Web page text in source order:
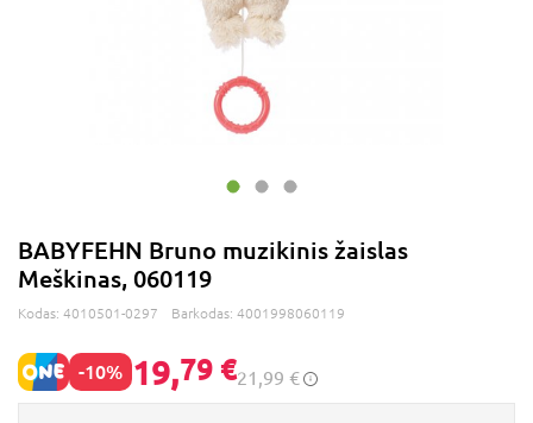
BABYFEHN Bruno muzikinis žaislas
Meškinas, 060119
Kodas: 4010501-0297 Barkodas: 4001998060119
-10% 19,79 €21,99 €